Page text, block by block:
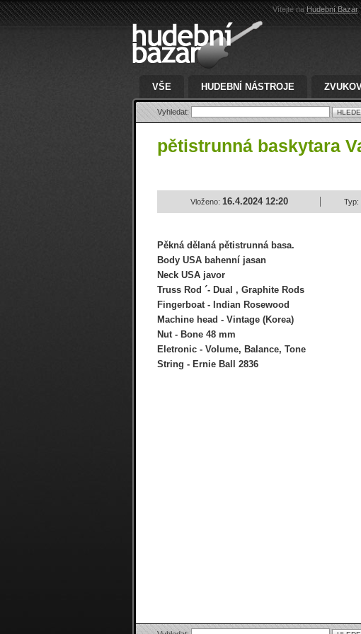
Vítejte naHudební Bazar
VŠE HUDEBNÍ NÁSTROJE
Vyhledat:
pětistrunná baskytara
Vloženo: 16.4.2024 12:20 Typ:
Pěkná dělaná pětistrunná basa.
Body USA bahenní jasan
Neck USA javor
Truss Rod ´- Dual , Graphite Rods
Fingerboat - Indian Rosewood
Machine head - Vintage (Korea)
Nut - Bone 48 mm
Eletronic - Volume, Balance, Tone
String - Ernie Ball 2836